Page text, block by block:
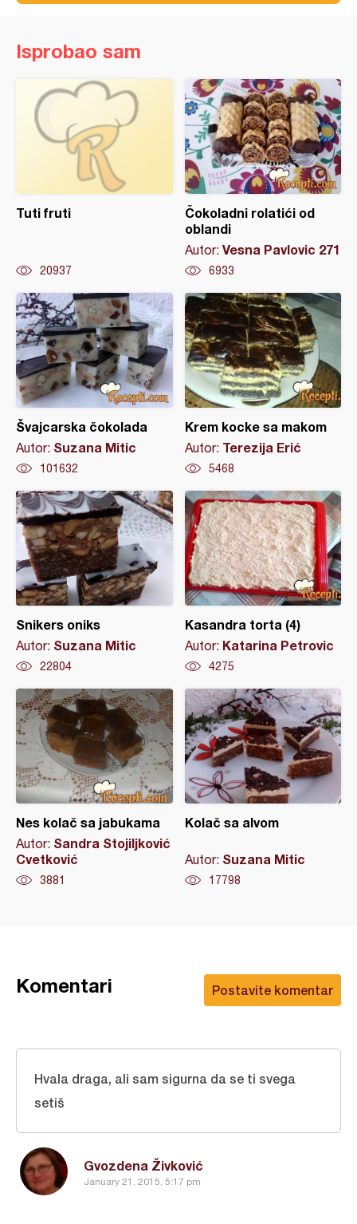
Isprobao sam
Tuti fruti
20937
Čokoladni rolatići od
oblandi
Autor: Vesna Pavlovic 271
6933
Švajcarska čokolada
Autor: Suzana Mitic
101632
Krem kocke sa makom
Autor: Terezija Erić
5468
Snikers oniks
Autor: Suzana Mitic
22804
Kasandra torta (4)
Autor: Katarina Petrovic
4275
Nes kolač sa jabukama
Autor: Sandra Stojiljković
Cvetković
3881
Kolač sa alvom
Autor: Suzana Mitic
17798
Postavite komentar
Komentari
Gvozdena Živković
January 21, 2015, 5:17 pm
Hvala draga, ali sam sigurna da se ti svega
setiš